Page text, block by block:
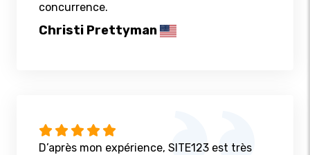
concurrence.
Christi Prettyman
D’après mon expérience, SITE123 est très